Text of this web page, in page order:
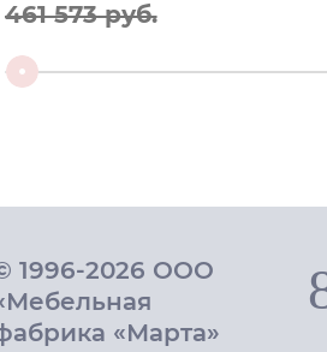
461 573 руб.
1996-2026 ООО
«Марта»